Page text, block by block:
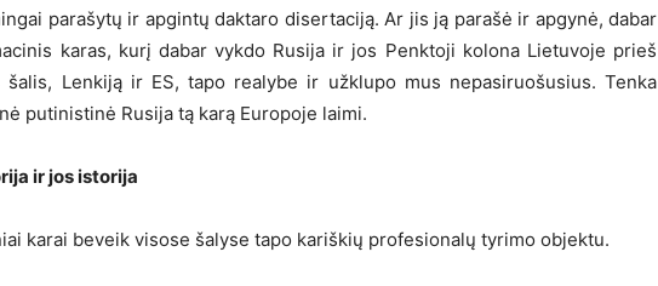
parašytų ir apgintų daktaro disertaciją. Ar jis ją parašė ir apgynė, dabar
karas, kurį dabar vykdo Rusija ir jos Penktoji kolona Lietuvoje prieš
šalis, Lenkiją ir ES, tapo realybe ir užklupo mus nepasiruošusius. Tenka
putinistinė Rusija tą karą Europoje laimi.
ir jos istorija
karai beveik visose šalyse tapo kariškių profesionalų tyrimo objektu.